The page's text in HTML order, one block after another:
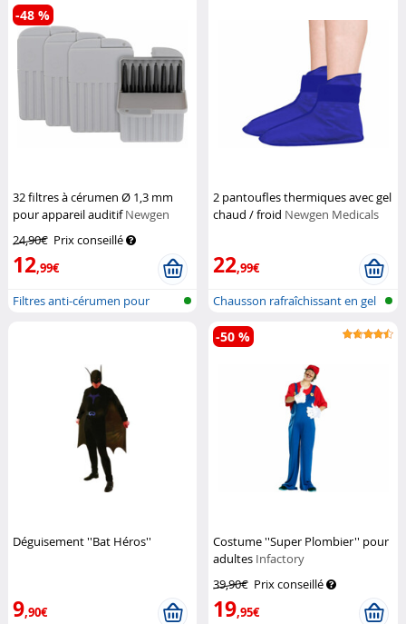
32 filtres à cérumen Ø 1,3 mm
pour appareil auditifNewgen
24,90€ Prix conseillé
12,99€
-48 %
Filtres anti-cérumen pour
2 pantoufles thermiques avec gel
chaud / froid Newgen Medicals
22,99€
Chausson rafraîchissant en gel
avec...
Déguisement ''Bat Héros''
9,90€
Costume ''Super Plombier'' pour
adultes Infactory
39,90€ Prix conseillé
19,95€
-50 %